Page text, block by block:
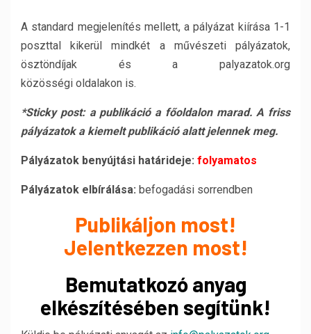
A standard megjelenítés mellett, a pályázat kiírása 1-1
poszttal kikerül mindkét a művészeti pályázatok,
ösztöndíjak és a palyazatok.org
közösségi oldalakon is.
*Sticky post: a publikáció a főoldalon marad. A friss
pályázatok a kiemelt publikáció alatt jelennek meg.
Pályázatok benyújtási határideje: folyamatos
Pályázatok elbírálása: befogadási sorrendben
Publikáljon most!
Jelentkezzen most!
Bemutatkozó anyag
elkészítésében segítünk!